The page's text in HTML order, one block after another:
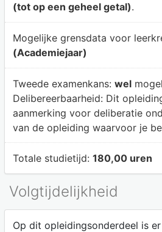
(tot op een geheel getal).
Mogelijke grensdata voor
(Academiejaar)
Tweede examenkans: wel
Delibereerbaarheid: Dit
aanmerking voor deliberatie
van de opleiding waarvoor je
Totale studietijd: 180,00 uren
Volgtijdelijkheid
Op dit opleidingsonderdeel is